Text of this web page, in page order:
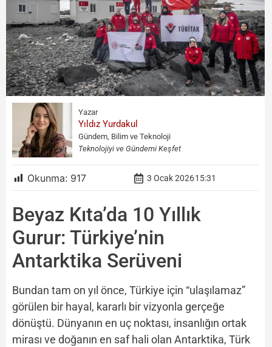
Yazar
Yıldız Yurdakul
Gündem, Bilim ve Teknoloji
Teknolojiyi ve Gündemi Keşfet
Okunma: 917 3 Ocak 202615:31
Beyaz Kıta’da 10 Yıllık
Gurur: Türkiye’nin
Antarktika Serüveni
Bundan tam on yıl önce, Türkiye için “ulaşılamaz”
görülen bir hayal, kararlı bir vizyonla gerçeğe
dönüştü. Dünyanın en uç noktası, insanlığın ortak
mirası ve doğanın en saf hali olan Antarktika, Türk